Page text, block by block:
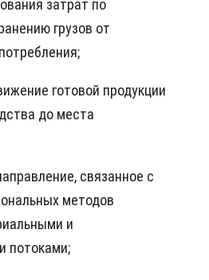
затрат по
грузов от
готовой продукции
до места
связанное с
методов
и
потоками;